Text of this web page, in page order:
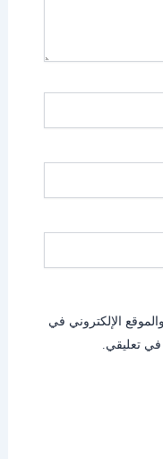
الإلكتروني في
في تعليقي.